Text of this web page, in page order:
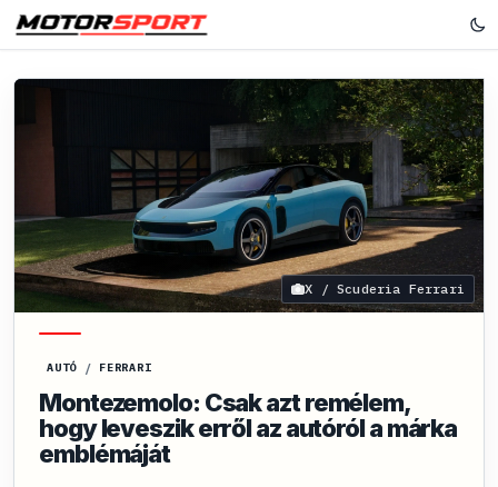
X / Scuderia Ferrari
AUTÓ / FERRARI
Montezemolo: Csak azt remélem,
hogy leveszik erről az autóról a márka
emblémáját